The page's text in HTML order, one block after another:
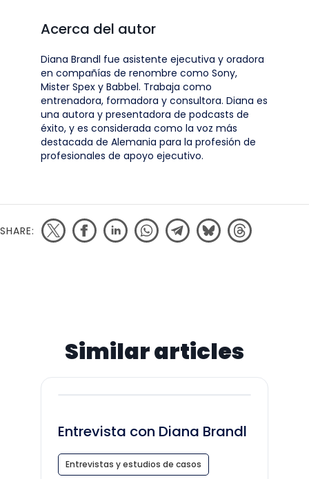
Acerca del autor
Diana Brandl fue asistente ejecutiva y oradora
en compañías de renombre como Sony,
Mister Spex y Babbel. Trabaja como
entrenadora, formadora y consultora. Diana es
una autora y presentadora de podcasts de
éxito, y es considerada como la voz más
destacada de Alemania para la profesión de
profesionales de apoyo ejecutivo.
SHARE:
Similar articles
Entrevista con Diana Brandl
Entrevistas y estudios de casos